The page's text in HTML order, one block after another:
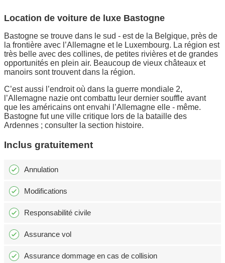
Location de voiture de luxe Bastogne
Bastogne se trouve dans le sud - est de la Belgique, près de
la frontière avec l’Allemagne et le Luxembourg. La région est
très belle avec des collines, de petites rivières et de grandes
opportunités en plein air. Beaucoup de vieux châteaux et
manoirs sont trouvent dans la région.
C’est aussi l’endroit où dans la guerre mondiale 2,
l’Allemagne nazie ont combattu leur dernier souffle avant
que les américains ont envahi l’Allemagne elle - même.
Bastogne fut une ville critique lors de la bataille des
Ardennes ; consulter la section histoire.
Inclus gratuitement
Annulation
Modifications
Responsabilité civile
Assurance vol
Assurance dommage en cas de collision